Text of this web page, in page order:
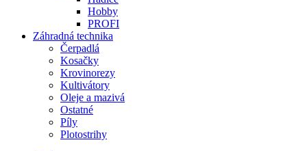
Hobby
PROFI
Záhradná technika
Čerpadlá
Kosačky
Krovinorezy
Kultivátory
Oleje a mazivá
Ostatné
Píly
Plotostrihy